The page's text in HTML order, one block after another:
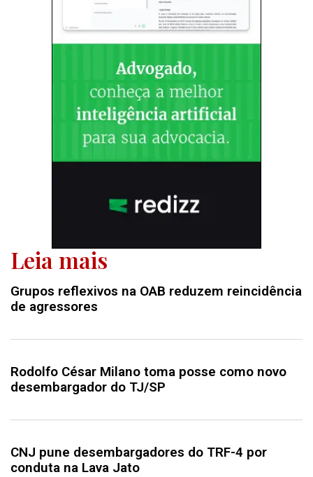
Leia mais
Grupos reflexivos na OAB reduzem reincidência
de agressores
Rodolfo César Milano toma posse como novo
desembargador do TJ/SP
CNJ pune desembargadores do TRF-4 por
conduta na Lava Jato